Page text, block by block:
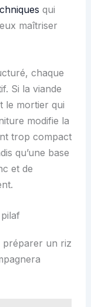
qui
maîtriser
chaque
Si la viande
le mortier qui
modifie la
trop compact
qu’une base
et de
préparer un riz